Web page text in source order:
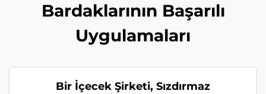
Bardaklarının Başarılı
Uygulamaları
Bir İçecek Şirketi, Sızdırmaz